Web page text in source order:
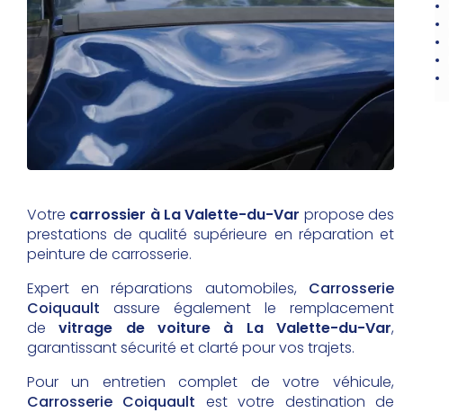
Votre carrossier à La Valette-du-Var propose des
prestations de qualité supérieure en réparation et
peinture de carrosserie.
Expert en réparations automobiles, Carrosserie
Coiquault assure également le remplacement
devitrage de voiture à La Valette-du-Var,
garantissant sécurité et clarté pour vos trajets.
Pour un entretien complet de votre véhicule,
Carrosserie Coiquault est votre destination de